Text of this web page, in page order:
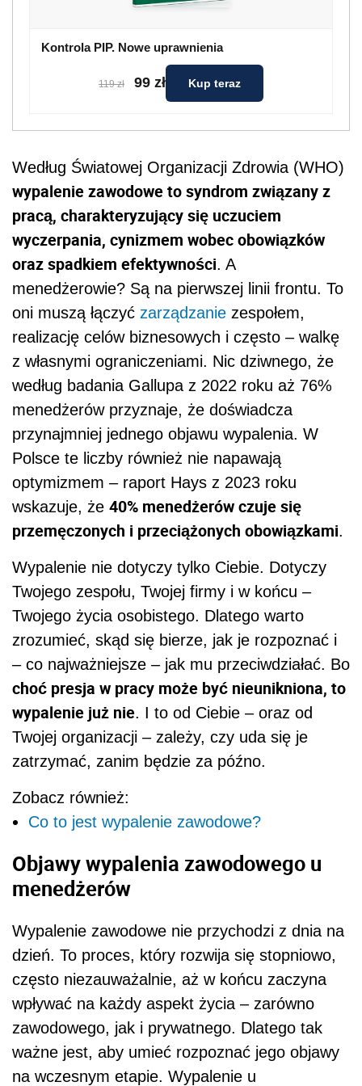
Kontrola PIP. Nowe uprawnienia
119 zł 99 zł Kup teraz
Według Światowej Organizacji Zdrowia (WHO)
wypalenie zawodowe to syndrom związany z
pracą, charakteryzujący się uczuciem
wyczerpania, cynizmem wobec obowiązków
oraz spadkiem efektywności. A
menedżerowie? Są na pierwszej linii frontu. To
oni muszą łączyć zarządzanie zespołem,
realizację celów biznesowych i często – walkę
z własnymi ograniczeniami. Nic dziwnego, że
według badania Gallupa z 2022 roku aż 76%
menedżerów przyznaje, że doświadcza
przynajmniej jednego objawu wypalenia. W
Polsce te liczby również nie napawają
optymizmem – raport Hays z 2023 roku
wskazuje, że 40% menedżerów czuje się
przemęczonych i przeciążonych obowiązkami.
Wypalenie nie dotyczy tylko Ciebie. Dotyczy
Twojego zespołu, Twojej firmy i w końcu –
Twojego życia osobistego. Dlatego warto
zrozumieć, skąd się bierze, jak je rozpoznać i
– co najważniejsze – jak mu przeciwdziałać. Bo
choć presja w pracy może być nieunikniona, to
wypalenie już nie. I to od Ciebie – oraz od
Twojej organizacji – zależy, czy uda się je
zatrzymać, zanim będzie za późno.
Zobacz również:
Co to jest wypalenie zawodowe?
Objawy wypalenia zawodowego u
menedżerów
Wypalenie zawodowe nie przychodzi z dnia na
dzień. To proces, który rozwija się stopniowo,
często niezauważalnie, aż w końcu zaczyna
wpływać na każdy aspekt życia – zarówno
zawodowego, jak i prywatnego. Dlatego tak
ważne jest, aby umieć rozpoznać jego objawy
na wczesnym etapie. Wypalenie u